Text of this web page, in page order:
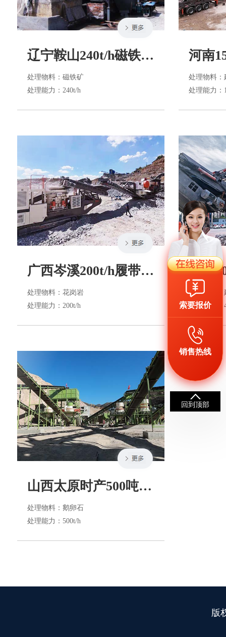
辽宁鞍山240t/h磁铁矿选矿生产线
处理物料 ：磁铁矿
处理能力 ：240t/h
处理物料
处理能力
广西岑溪200t/h履带式移动破碎生产线
处理物料 ：花岗岩
处理能力 ：200t/h
处理物料
处理能力
山西太原时产500吨制砂生产线
处理物料 ：鹅卵石
处理能力 ：500t/h
版
索要报价
销售热线
回到顶部